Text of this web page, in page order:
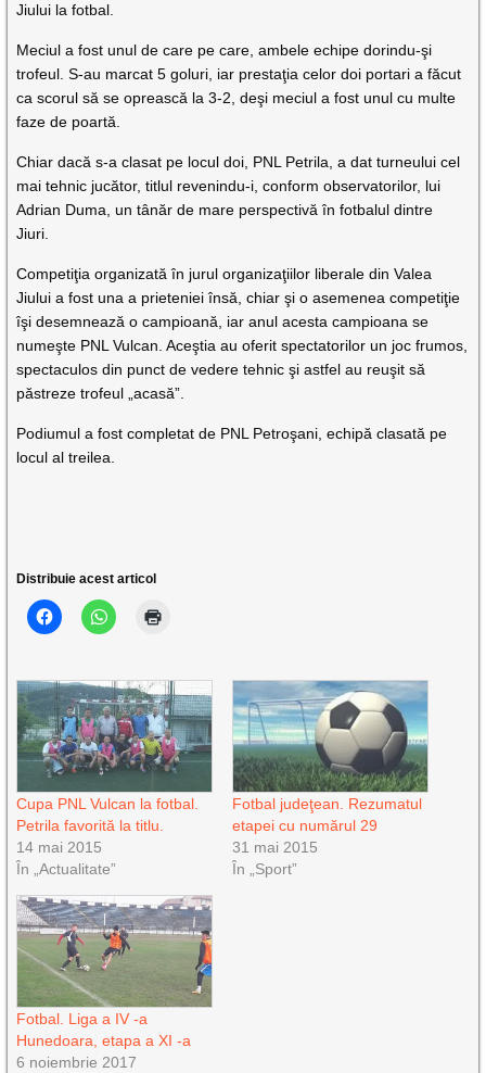
Jiului la fotbal.
Meciul a fost unul de care pe care, ambele echipe dorindu-şi
trofeul. S-au marcat 5 goluri, iar prestaţia celor doi portari a făcut
ca scorul să se oprească la 3-2, deşi meciul a fost unul cu multe
faze de poartă.
Chiar dacă s-a clasat pe locul doi, PNL Petrila, a dat turneului cel
mai tehnic jucător, titlul revenindu-i, conform observatorilor, lui
Adrian Duma, un tânăr de mare perspectivă în fotbalul dintre
Jiuri.
Competiţia organizată în jurul organizaţiilor liberale din Valea
Jiului a fost una a prieteniei însă, chiar şi o asemenea competiţie
îşi desemnează o campioană, iar anul acesta campioana se
numeşte PNL Vulcan. Aceştia au oferit spectatorilor un joc frumos,
spectaculos din punct de vedere tehnic şi astfel au reuşit să
păstreze trofeul „acasă”.
Podiumul a fost completat de PNL Petroşani, echipă clasată pe
locul al treilea.
Distribuie acest articol
Cupa PNL Vulcan la fotbal.
Petrila favorită la titlu.
14 mai 2015
În „Actualitate”
Fotbal judeţean. Rezumatul
etapei cu numărul 29
31 mai 2015
În „Sport”
Fotbal. Liga a IV -a
Hunedoara, etapa a XI -a
6 noiembrie 2017